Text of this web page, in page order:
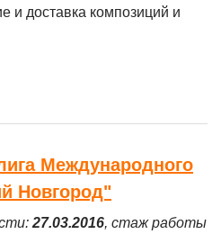
и доставка композиций и
Международного
Новгород"
27.03.2016, стаж работы